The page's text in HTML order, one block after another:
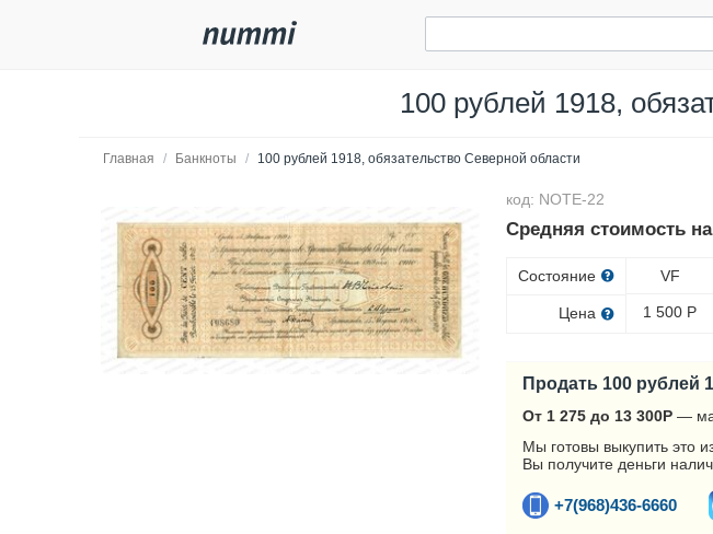
100 рублей 1918,
Главная / Банкноты / 100 рублей 1918, обязательство Северной области
код: NOTE-22
Средняя стоимость
Состояние
Цена
VF
1 500 Р
Продать 100 рублей
От 1 275 до 13 300Р —
Мы готовы выкупить это
Вы получите деньги
+7(968)436-6660